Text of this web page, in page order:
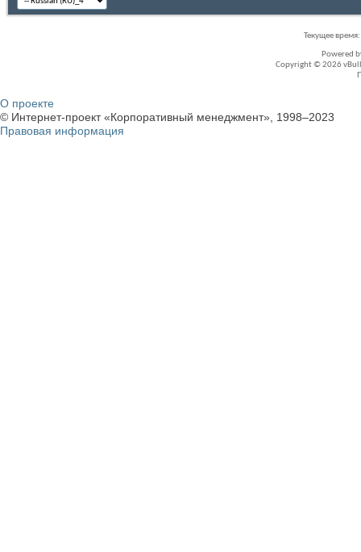
Текущее время:
Powered
Copyright © 2026
О проекте
© Интернет-проект «Корпоративный менеджмент», 1998–2023
Правовая информация